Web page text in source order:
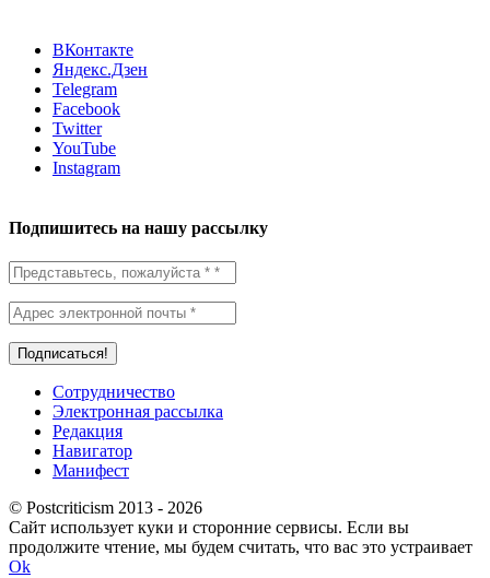
ВКонтакте
Яндекс.Дзен
Telegram
Facebook
Twitter
YouTube
Instagram
Подпишитесь на нашу рассылку
Сотрудничество
Электронная рассылка
Редакция
Навигатор
Манифест
© Postcriticism 2013 - 2026
Сайт использует куки и сторонние сервисы. Если вы
продолжите чтение, мы будем считать, что вас это устраивает
Ok